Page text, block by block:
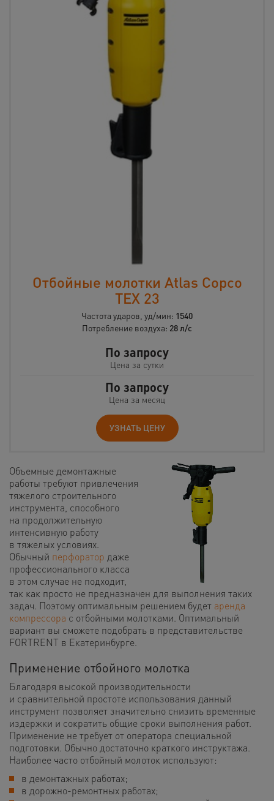
Отбойные молотки Atlas Copco
TEX 23
Частота ударов, уд/мин: 1540
Потребление воздуха: 28 л/с
По запросу
Цена за сутки
По запросу
Цена за месяц
УЗНАТЬ ЦЕНУ
Объемные демонтажные
работы требуют привлечения
тяжелого строительного
инструмента, способного
на продолжительную
интенсивную работу
в тяжелых условиях.
Обычный перфоратор даже
профессионального класса
в этом случае не подходит,
так как просто не предназначен для выполнения таких
задач. Поэтому оптимальным решением будет аренда
компрессора с отбойными молотками. Оптимальный
вариант вы сможете подобрать в представительстве
FORTRENT в Екатеринбурге.
Применение отбойного молотка
Благодаря высокой производительности
и сравнительной простоте использования данный
инструмент позволяет значительно снизить временные
издержки и сократить общие сроки выполнения работ.
Применение не требует от оператора специальной
подготовки. Обычно достаточно краткого инструктажа.
Наиболее часто отбойный молоток используют:
в демонтажных работах;
в дорожно-ремонтных работах;